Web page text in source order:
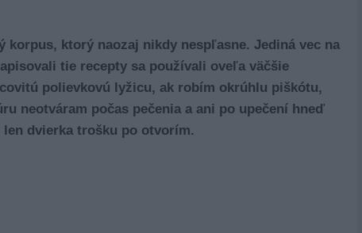
korpus, ktorý naozaj nikdy nespľasne. Jediná vec na
tie recepty sa používali oveľa väčšie
polievkovú lyžicu, ak robím okrúhlu piškótu,
neotváram počas pečenia a ani po upečení hneď
dvierka trošku po otvorím.